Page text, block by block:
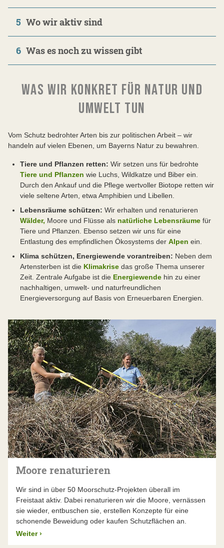
5 Wo wir aktiv sind
6 Was es noch zu wissen gibt
WAS WIR KONKRET FÜR NATUR UND
UMWELT TUN
Vom Schutz bedrohter Arten bis zur politischen Arbeit – wir
handeln auf vielen Ebenen, um Bayerns Natur zu bewahren.
Tiere und Pflanzen retten: Wir setzen uns für bedrohte
Tiere und Pflanzen wie Luchs, Wildkatze und Biber ein.
Durch den Ankauf und die Pflege wertvoller Biotope retten wir
viele seltene Arten, etwa Amphibien und Libellen.
Lebensräume schützen: Wir erhalten und renaturieren
Wälder, Moore und Flüsse als natürliche Lebensräume für
Tiere und Pflanzen. Ebenso setzen wir uns für eine
Entlastung des empfindlichen Ökosystems der Alpen ein.
Klima schützen, Energiewende vorantreiben: Neben dem
Artensterben ist die Klimakrise das große Thema unserer
Zeit. Zentrale Aufgabe ist die Energiewende hin zu einer
nachhaltigen, umwelt- und naturfreundlichen
Energieversorgung auf Basis von Erneuerbaren Energien.
Moore renaturieren
Wir sind in über 50 Moorschutz-Projekten überall im
Freistaat aktiv. Dabei renaturieren wir die Moore, vernässen
sie wieder, entbuschen sie, erstellen Konzepte für eine
schonende Beweidung oder kaufen Schutzflächen an.
Weiter ›